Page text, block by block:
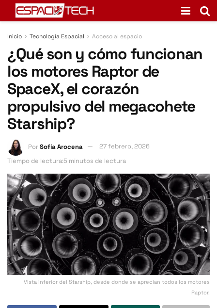
Inicio Tecnología Espacial Acceso al espacio
¿Qué son y cómo funcionan
los motores Raptor de
SpaceX, el corazón
propulsivo del megacohete
Starship?
PorSofía Arocena
27 febrero, 2026
Tiempo de lectura:5 minutos de lectura
Vista inferior del Starship, desde donde se aprecian todos los motores
Raptor.